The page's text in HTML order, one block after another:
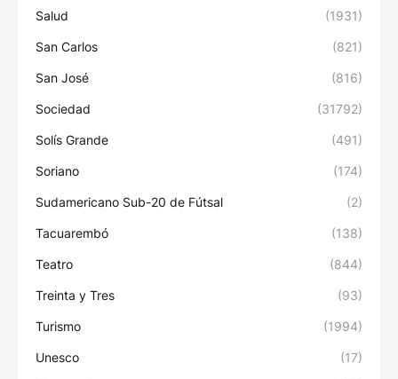
Salud (1931)
San Carlos (821)
San José (816)
Sociedad (31792)
Solís Grande (491)
Soriano (174)
Sudamericano Sub-20 de Fútsal (2)
Tacuarembó (138)
Teatro (844)
Treinta y Tres (93)
Turismo (1994)
Unesco (17)